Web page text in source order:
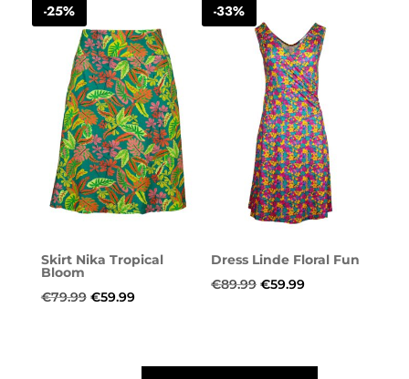
€89.99.
€71.99.
-25%
Skirt Nika Tropical
Bloom
€79.99 Oorspronkelijke
€59.99Huidige
€59.99.
-33%
Dress Linde Floral Fun
€89.99 Oorspronkelijke
€59.99Huidige